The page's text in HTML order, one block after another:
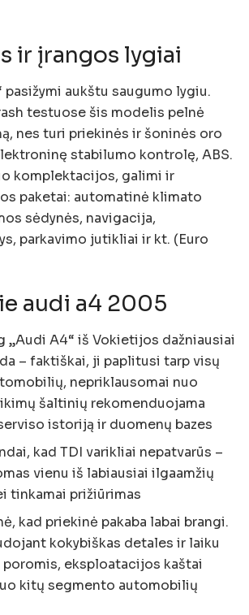
ir įrangos lygiai
aukštu saugumo lygiu.
testuose šis modelis pelnė
nes turi priekinės ir šoninės oro
stabilumo kontrolę, ABS.
komplektacijos, galimi ir
paketai: automatinė klimato
sėdynės, navigacija,
parkavimo jutikliai ir kt. (Euro
audi a4 2005
„Audi A4“ iš Vokietijos dažniausiai
– faktiškai, ji paplitusi tarp visų
nepriklausomai nuo
šaltinių rekomenduojama
istoriją ir duomenų bazes
kad TDI varikliai nepatvarūs –
vienu iš labiausiai ilgaamžių
tinkamai prižiūrimas
kad priekinė pakaba labai brangi.
kokybiškas detales ir laiku
eksploatacijos kaštai
kitų segmento automobilių